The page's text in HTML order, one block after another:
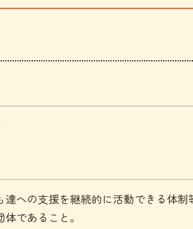
への支援を継続的に活動できる体制
であること。